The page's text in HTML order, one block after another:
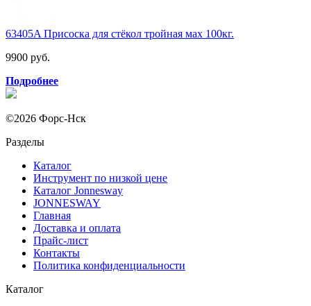
63405A Присоска для стёкол тройная мах 100кг.
9900 руб.
Подробнее
©2026 Форс-Нск
Разделы
Каталог
Инструмент по низкой цене
Каталог Jonnesway
JONNESWAY
Главная
Доставка и оплата
Прайс-лист
Контакты
Политика конфиденциальности
Каталог